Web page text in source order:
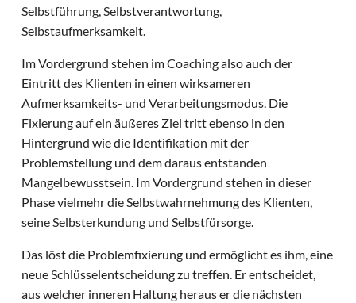
Selbstführung, Selbstverantwortung,
Selbstaufmerksamkeit.
Im Vordergrund stehen im Coaching also auch der
Eintritt des Klienten in einen wirksameren
Aufmerksamkeits- und Verarbeitungsmodus. Die
Fixierung auf ein äußeres Ziel tritt ebenso in den
Hintergrund wie die Identifikation mit der
Problemstellung und dem daraus entstanden
Mangelbewusstsein. Im Vordergrund stehen in dieser
Phase vielmehr die Selbstwahrnehmung des Klienten,
seine Selbsterkundung und Selbstfürsorge.
Das löst die Problemfixierung und ermöglicht es ihm, eine
neue Schlüsselentscheidung zu treffen. Er entscheidet,
aus welcher inneren Haltung heraus er die nächsten